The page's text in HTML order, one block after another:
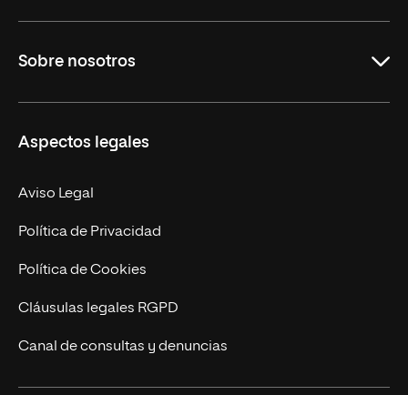
Derecho
Empresa
MBA
Marketing y Comunicación
Ingeniería
Diseño
Ciencias de la Salud
Sobre nosotros
Nuestro Equipo
Contacto
Aspectos legales
Aviso Legal
Política de Privacidad
Política de Cookies
Cláusulas legales RGPD
Canal de consultas y denuncias